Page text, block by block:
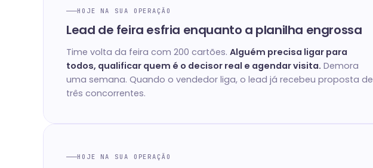
HOJE NA SUA OPERAÇÃO
Lead de feira esfria enquanto a planilha engrossa
Time volta da feira com 200 cartões. Alguém precisa ligar para
todos, qualificar quem é o decisor real e agendar visita. Demora
uma semana. Quando o vendedor liga, o lead já recebeu proposta de
três concorrentes.
HOJE NA SUA OPERAÇÃO